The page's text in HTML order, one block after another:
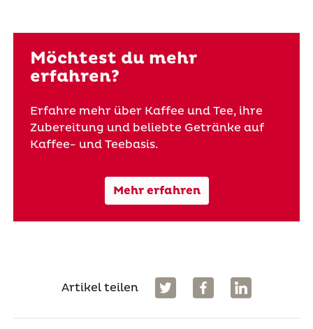
Möchtest du mehr
erfahren?
Erfahre mehr über Kaffee und Tee, ihre
Zubereitung und beliebte Getränke auf
Kaffee- und Teebasis.
Mehr erfahren
Artikel teilen